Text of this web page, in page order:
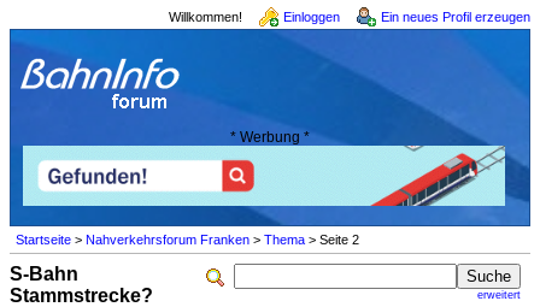
Willkommen! Einloggen Ein neues Profil erzeugen
* Werbung *
Startseite > Nahverkehrsforum Franken > Thema > Seite 2
erweitert
S-Bahn
Stammstrecke?